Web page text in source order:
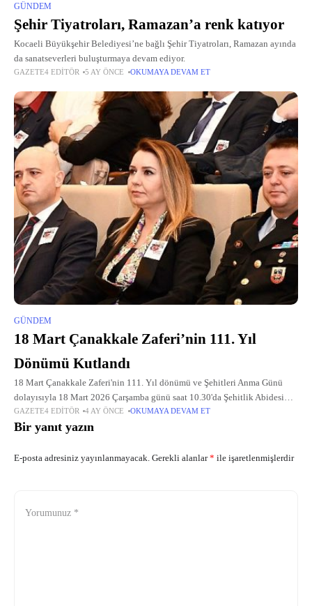
GÜNDEM
Şehir Tiyatroları, Ramazan’a renk katıyor
Kocaeli Büyükşehir Belediyesi’ne bağlı Şehir Tiyatroları, Ramazan ayında
da sanatseverleri buluşturmaya devam ediyor.
GAZETE4 EDITÖR 5 AY ÖNCE OKUMAYA DEVAM ET
GÜNDEM
18 Mart Çanakkale Zaferi’nin 111. Yıl
Dönümü Kutlandı
18 Mart Çanakkale Zaferi'nin 111. Yıl dönümü ve Şehitleri Anma Günü
dolayısıyla 18 Mart 2026 Çarşamba günü saat 10.30'da Şehitlik Abidesi
önünde çelenk töreni gerçekleştirildi.
GAZETE4 EDITÖR 4 AY ÖNCE OKUMAYA DEVAM ET
Bir yanıt yazın
E-posta adresiniz yayınlanmayacak. Gerekli alanlar* ile işaretlenmişlerdir